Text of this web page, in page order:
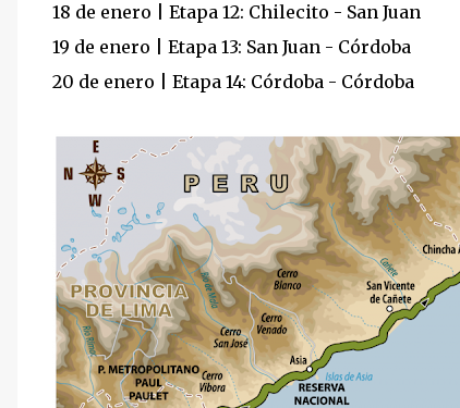
18 de enero | Etapa 12: Chilecito - San Juan
19 de enero | Etapa 13: San Juan - Córdoba
20 de enero | Etapa 14: Córdoba - Córdoba